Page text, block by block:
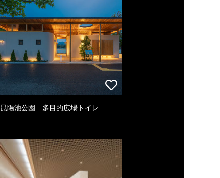
昆陽池公園 多目的広場トイレ